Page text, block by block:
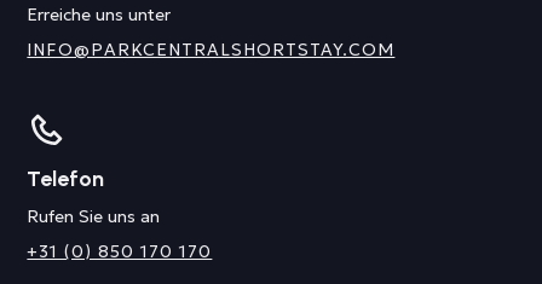
Erreiche uns unter
INFO@PARKCENTRALSHORTSTAY.COM
Telefon
Rufen Sie uns an
+31 (0) 850 170 170